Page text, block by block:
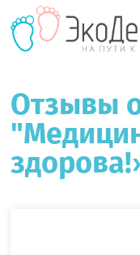
Отзывы